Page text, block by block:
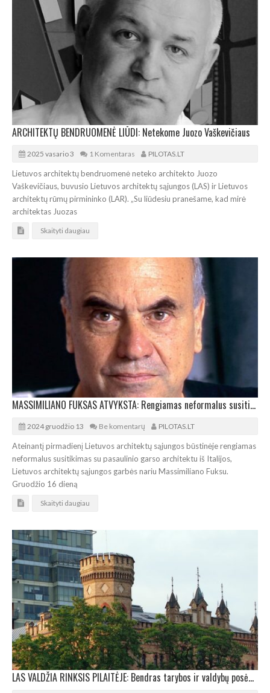
ARCHITEKTŲ BENDRUOMENĖ LIŪDI: Netekome Juozo Vaškevičiaus
2025 vasario 3 1 Komentaras PILOTAS.LT
Lietuvos architektų bendruomenė neteko architekto Juozo
Vaškevičiaus, buvusio Lietuvos architektų sąjungos (LAS) ir Lietuvos
architektų rūmų pirmininko (LAR). „Su liūdesiu pranešame, kad mirė
architektas Juozas
Skaityti daugiau
MASSIMILIANO FUKSAS ATVYKSTA: Rengiamas neformalus susitikimas architektų bendruomenėje
2024 gruodžio 13 Be komentarų PILOTAS.LT
Ateinantį pirmadienį Lietuvos architektų sąjungos būstinėje rengiamas
neformalus susitikimas su pasaulinio garso architektu iš Italijos,
Lietuvos architektų sąjungos garbės nariu Massimiliano Fuksu.
Gruodžio 16 dieną
Skaityti daugiau
LAS VALDŽIA RINKSIS PILAITĖJE: Bendras tarybos ir valdybų posėdis bei parodos atidarymas